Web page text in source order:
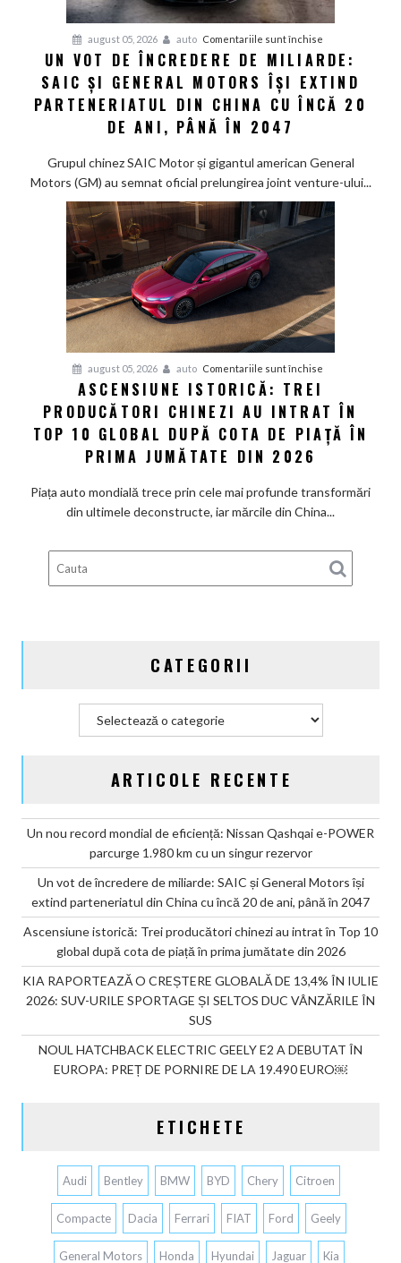
cu
un
rezervor
august 05, 2026 auto Comentariile sunt închise
Un
vot
de
miliarde:
General
Motors
parteneriatul
din
China
cu
ani,
2047
UN VOT DE ÎNCREDERE DE MILIARDE:
SAIC ȘI GENERAL MOTORS ÎȘI EXTIND
PARTENERIATUL DIN CHINA CU ÎNCĂ 20
DE ANI, PÂNĂ ÎN 2047
Grupul chinez SAIC Motor și gigantul american General
Motors (GM) au semnat oficial prelungirea joint venture-ului...
august 05, 2026 auto Comentariile sunt închise
istorică:
Trei
producători
au
10
global
prima
ASCENSIUNE ISTORICĂ: TREI
PRODUCĂTORI CHINEZI AU INTRAT ÎN
TOP 10 GLOBAL DUPĂ COTA DE PIAȚĂ ÎN
PRIMA JUMĂTATE DIN 2026
Piața auto mondială trece prin cele mai profunde transformări
din ultimele deconstructe, iar mărcile din China...
CATEGORII
ARTICOLE RECENTE
Un nou record mondial de eficiență: Nissan Qashqai e-POWER
parcurge 1.980 km cu un singur rezervor
Un vot de încredere de miliarde: SAIC și General Motors își
extind parteneriatul din China cu încă 20 de ani, până în 2047
Ascensiune istorică: Trei producători chinezi au intrat în Top 10
global după cota de piață în prima jumătate din 2026
KIA RAPORTEAZĂ O CREȘTERE GLOBALĂ DE 13,4% ÎN IULIE
2026: SUV-URILE SPORTAGE ȘI SELTOS DUC VÂNZĂRILE ÎN
SUS
NOUL HATCHBACK ELECTRIC GEELY E2 A DEBUTAT ÎN
EUROPA: PREȚ DE PORNIRE DE LA 19.490 EURO￼
ETICHETE
Audi Bentley BMW BYD Chery Citroen
Compacte Dacia Ferrari FIAT Ford Geely
General Motors Honda Hyundai Jaguar Kia